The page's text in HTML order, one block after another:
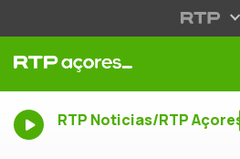
RTP Noticias/RTP Açores